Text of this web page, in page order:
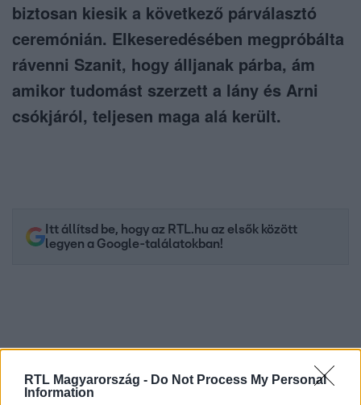
RTL Magyarország - Do Not Process My Personal
Information
biztosan kiesik a következő párválasztó
ceremónián. Elkeseredésében megpróbálta
rávenni Szanit, hogy álljanak párba, ám
amikor tudomást szerzett a lány és Arni
csókjáról, teljesen maga alá került.
Itt állítsd be, hogy az RTL.hu az elsők között
legyen a Google-találatokban!